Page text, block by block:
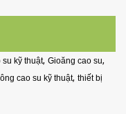
su kỹ thuật, Gioăng cao su,
cao su kỹ thuật, thiết bị